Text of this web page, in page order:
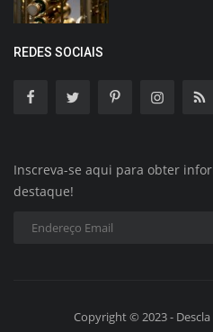
REDES SOCIAIS
Inscreva-se aqui para obter
destaque!
Copyright © 2023 -